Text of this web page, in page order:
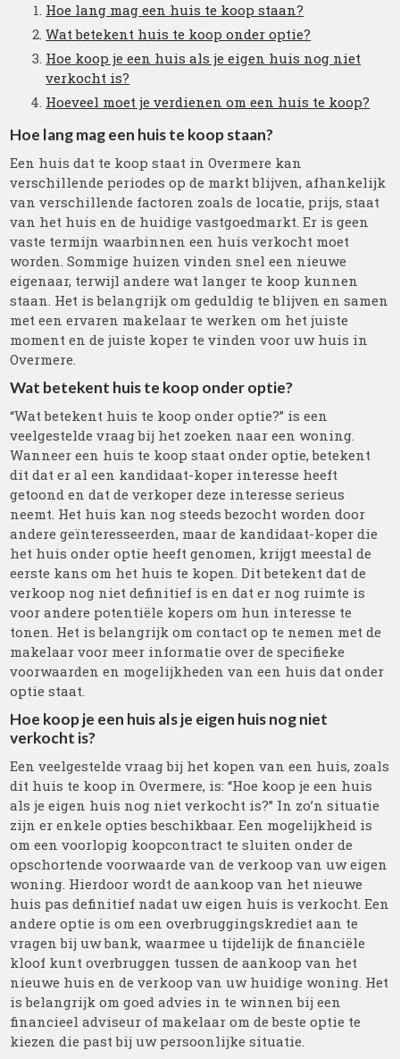
Hoe lang mag een huis te koop staan?
Wat betekent huis te koop onder optie?
Hoe koop je een huis als je eigen huis nog niet
verkocht is?
Hoeveel moet je verdienen om een huis te koop?
Hoe lang mag een huis te koop staan?
Een huis dat te koop staat in Overmere kan
verschillende periodes op de markt blijven, afhankelijk
van verschillende factoren zoals de locatie, prijs, staat
van het huis en de huidige vastgoedmarkt. Er is geen
vaste termijn waarbinnen een huis verkocht moet
worden. Sommige huizen vinden snel een nieuwe
eigenaar, terwijl andere wat langer te koop kunnen
staan. Het is belangrijk om geduldig te blijven en samen
met een ervaren makelaar te werken om het juiste
moment en de juiste koper te vinden voor uw huis in
Overmere.
Wat betekent huis te koop onder optie?
“Wat betekent huis te koop onder optie?” is een
veelgestelde vraag bij het zoeken naar een woning.
Wanneer een huis te koop staat onder optie, betekent
dit dat er al een kandidaat-koper interesse heeft
getoond en dat de verkoper deze interesse serieus
neemt. Het huis kan nog steeds bezocht worden door
andere geïnteresseerden, maar de kandidaat-koper die
het huis onder optie heeft genomen, krijgt meestal de
eerste kans om het huis te kopen. Dit betekent dat de
verkoop nog niet definitief is en dat er nog ruimte is
voor andere potentiële kopers om hun interesse te
tonen. Het is belangrijk om contact op te nemen met de
makelaar voor meer informatie over de specifieke
voorwaarden en mogelijkheden van een huis dat onder
optie staat.
Hoe koop je een huis als je eigen huis nog niet
verkocht is?
Een veelgestelde vraag bij het kopen van een huis, zoals
dit huis te koop in Overmere, is: “Hoe koop je een huis
als je eigen huis nog niet verkocht is?” In zo’n situatie
zijn er enkele opties beschikbaar. Een mogelijkheid is
om een voorlopig koopcontract te sluiten onder de
opschortende voorwaarde van de verkoop van uw eigen
woning. Hierdoor wordt de aankoop van het nieuwe
huis pas definitief nadat uw eigen huis is verkocht. Een
andere optie is om een overbruggingskrediet aan te
vragen bij uw bank, waarmee u tijdelijk de financiële
kloof kunt overbruggen tussen de aankoop van het
nieuwe huis en de verkoop van uw huidige woning. Het
is belangrijk om goed advies in te winnen bij een
financieel adviseur of makelaar om de beste optie te
kiezen die past bij uw persoonlijke situatie.